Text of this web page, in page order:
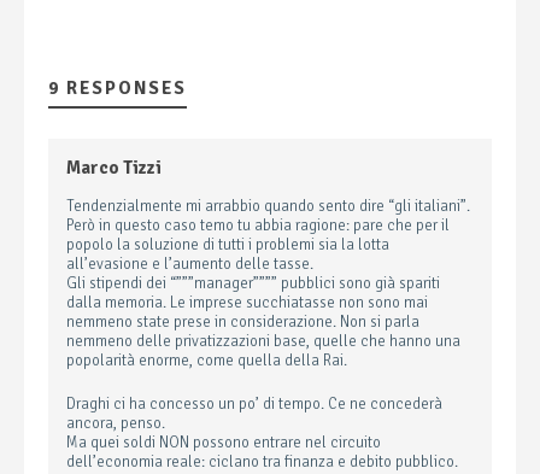
9 RESPONSES
Marco Tizzi
Tendenzialmente mi arrabbio quando sento dire “gli italiani”.
Però in questo caso temo tu abbia ragione: pare che per il
popolo la soluzione di tutti i problemi sia la lotta
all’evasione e l’aumento delle tasse.
Gli stipendi dei “”””manager”””” pubblici sono già spariti
dalla memoria. Le imprese succhiatasse non sono mai
nemmeno state prese in considerazione. Non si parla
nemmeno delle privatizzazioni base, quelle che hanno una
popolarità enorme, come quella della Rai.
Draghi ci ha concesso un po’ di tempo. Ce ne concederà
ancora, penso.
Ma quei soldi NON possono entrare nel circuito
dell’economia reale: ciclano tra finanza e debito pubblico.